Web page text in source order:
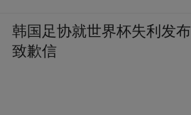
韩国足协就世界杯失利发布
致歉信